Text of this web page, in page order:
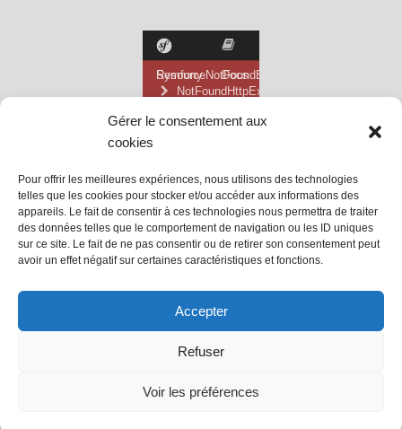
Gérer le consentement aux
cookies
Pour offrir les meilleures expériences, nous utilisons des technologies
telles que les cookies pour stocker et/ou accéder aux informations des
appareils. Le fait de consentir à ces technologies nous permettra de traiter
des données telles que le comportement de navigation ou les ID uniques
sur ce site. Le fait de ne pas consentir ou de retirer son consentement peut
avoir un effet négatif sur certaines caractéristiques et fonctions.
Accepter
Refuser
Voir les préférences
@ Mairie de Grainville la Teinturière
Site propulsé par Tambour de Ville
@Grainville-la-teinturierementions légales